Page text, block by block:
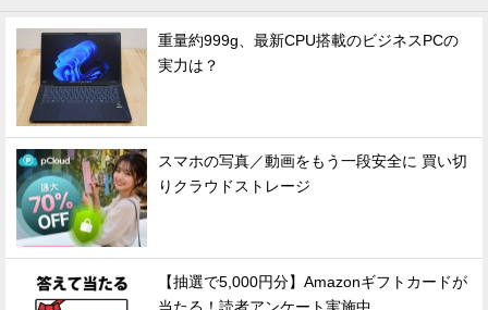
重量約999g、最新CPU搭載のビジネスPCの
実力は？
スマホの写真／動画をもう一段安全に 買い切
りクラウドストレージ
【抽選で5,000円分】Amazonギフトカードが